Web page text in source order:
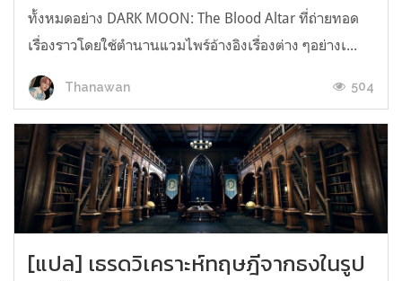
ทั้งหมดอย่าง DARK MOON: The Blood Altar ที่ถ่ายทอด
เรื่องราวโดยใช้ตำนานแวมไพร์อ้างอิงเรื่องต่าง ๆอย่างเ...
Thanawan 504
[แปล] เธรดวิเคราะห์ทฤษฎีจากธงในรูป